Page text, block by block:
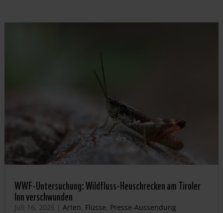
WWF-Untersuchung: Wildfluss-Heuschrecken am Tiroler
Inn verschwunden
Juli 16, 2026 | Arten, Flüsse, Presse-Aussendung